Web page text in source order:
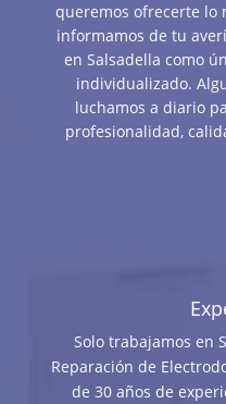
queremos ofrecerte lo
informamos de tu
en Salsadella como
individualizado.
luchamos a diario
profesionalidad,
Solo trabajamos en
Reparación de
de 30 años de